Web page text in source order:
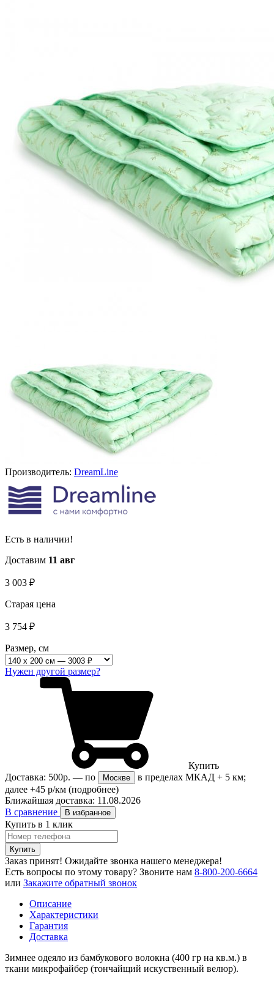
Производитель: DreamLine
Есть в наличии!
Доставим 11 авг
3 003 ₽
Старая цена
3 754 ₽
Размер, см
Нужен другой размер?
Купить
Доставка: 500р. — по Москве
в пределах МКАД + 5 км;
далее +45 р/км (подробнее)
Ближайшая доставка: 11.08.2026
В сравнение
В избранное
Купить в 1 клик
Купить
Заказ принят! Ожидайте звонка нашего менеджера!
Есть вопросы по этому товару? Звоните нам 8-800-200-6664
или Закажите обратный звонок
Описание
Характеристики
Гарантия
Доставка
Зимнее одеяло из бамбукового волокна (400 гр на кв.м.) в
ткани микрофайбер (тончайщий искуственный велюр).